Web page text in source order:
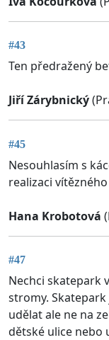
#43
Ten předražený
Jiří Zárybnický
#45
Nesouhlasím s
realizaci
Hana Krobotová
#47
Nechci skatepark
stromy.
udělat ale ne na
dětské ulice nebo